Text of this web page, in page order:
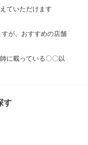
ていただけます
すが、おすすめの店舗
に載っている〇〇以
す